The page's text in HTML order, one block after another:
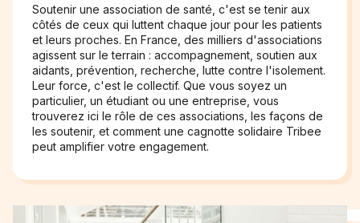
Soutenir une association de santé, c'est se tenir aux
côtés de ceux qui luttent chaque jour pour les patients
et leurs proches. En France, des milliers d'associations
agissent sur le terrain : accompagnement, soutien aux
aidants, prévention, recherche, lutte contre l'isolement.
Leur force, c'est le collectif. Que vous soyez un
particulier, un étudiant ou une entreprise, vous
trouverez ici le rôle de ces associations, les façons de
les soutenir, et comment une cagnotte solidaire Tribee
peut amplifier votre engagement.